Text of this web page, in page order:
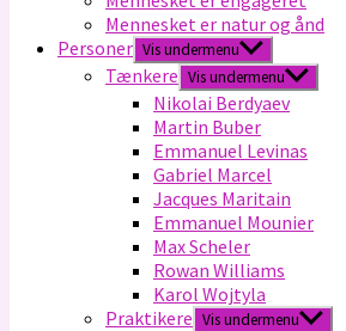
Mennesket er natur og ånd
Personer Vis undermenu
Tænkere Vis undermenu
Nikolai Berdyaev
Martin Buber
Emmanuel Levinas
Gabriel Marcel
Jacques Maritain
Emmanuel Mounier
Max Scheler
Rowan Williams
Karol Wojtyla
Praktikere Vis undermenu